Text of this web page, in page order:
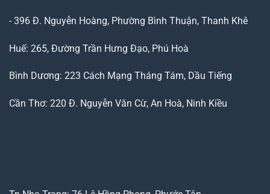
- 396 Đ. Nguyễn Hoàng, Phường Bình Thuận, Thanh Khê
Huế: 265, Đường Trần Hưng Đạo, Phú Hoà
Bình Dương: 223 Cách Mạng Tháng Tám, Dầu Tiếng
Cần Thơ: 220 Đ. Nguyễn Văn Cừ, An Hoà, Ninh Kiều